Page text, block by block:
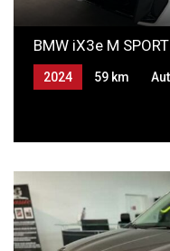
BMW iX3e M
2024 59 km